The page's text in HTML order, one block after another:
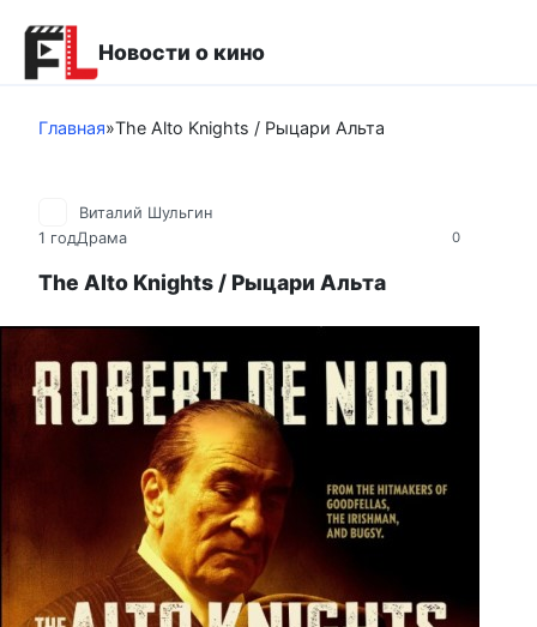
контенту
Новости о кино
Главная»The Alto Knights / Рыцари Альта
0
Виталий Шульгин
1 годДрама
The Alto Knights / Рыцари Альта